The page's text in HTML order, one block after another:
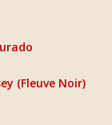
(Fleuve Noir)